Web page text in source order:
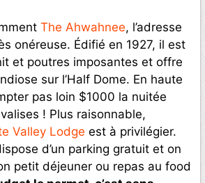
The Ahwahnee, l’adresse
onéreuse. Édifié en 1927, il est
et poutres imposantes et offre
sur l’Half Dome. En haute
pas loin $1000 la nuitée
! Plus raisonnable,
Valley Lodge est à privilégier.
d’un parking gratuit et on
petit déjeuner ou repas au food